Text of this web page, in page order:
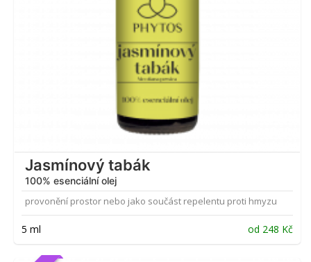
Jasmínový tabák
100% esenciální olej
provonění prostor nebo jako součást repelentu proti hmyzu
5 ml od 248 Kč